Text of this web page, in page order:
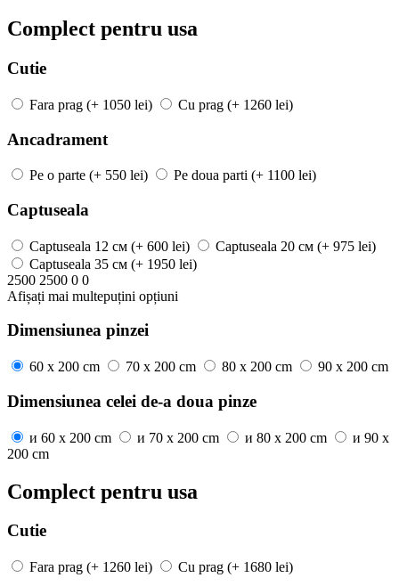
Complect pentru usa
Cutie
Fara prag (+ 1050 lei) Cu prag (+ 1260 lei)
Ancadrament
Pe o parte (+ 550 lei) Pe doua parti (+ 1100 lei)
Captuseala
Captuseala 12 см (+ 600 lei) Captuseala 20 см (+ 975 lei)
Captuseala 35 см (+ 1950 lei)
2500 2500 0 0
Afișați mai multepuțini opțiuni
Dimensiunea pinzei
60 x 200 cm 70 x 200 cm 80 x 200 cm 90 x 200 cm
Dimensiunea celei de-a doua pinze
и 60 x 200 cm и 70 x 200 cm и 80 x 200 cm и 90 x
200 cm
Complect pentru usa
Cutie
Fara prag (+ 1260 lei) Cu prag (+ 1680 lei)